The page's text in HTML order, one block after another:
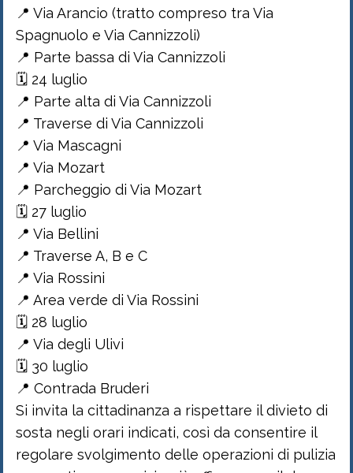
📍 Via Arancio (tratto compreso tra Via
Spagnuolo e Via Cannizzoli)
📍 Parte bassa di Via Cannizzoli
🗓 24 luglio
📍 Parte alta di Via Cannizzoli
📍 Traverse di Via Cannizzoli
📍 Via Mascagni
📍 Via Mozart
📍 Parcheggio di Via Mozart
🗓 27 luglio
📍 Via Bellini
📍 Traverse A, B e C
📍 Via Rossini
📍 Area verde di Via Rossini
🗓 28 luglio
📍 Via degli Ulivi
🗓 30 luglio
📍 Contrada Bruderi
Si invita la cittadinanza a rispettare il divieto di
sosta negli orari indicati, così da consentire il
regolare svolgimento delle operazioni di pulizia